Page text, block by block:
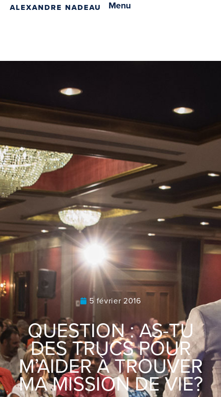
ALEXANDRE NADEAU Menu
5 février 2016
QUESTION : AS-TU
DES TRUCS POUR
M’AIDER À TROUVER
MA MISSION DE VIE?